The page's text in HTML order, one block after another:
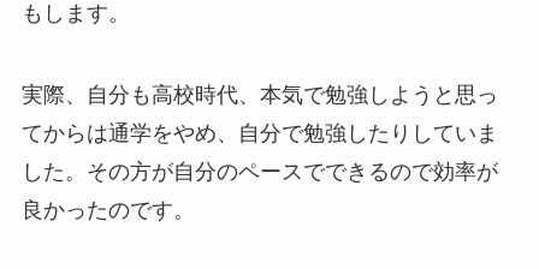
もします。
実際、自分も高校時代、本気で勉強しようと思っ
てからは通学をやめ、自分で勉強したりしていま
した。その方が自分のペースでできるので効率が
良かったのです。